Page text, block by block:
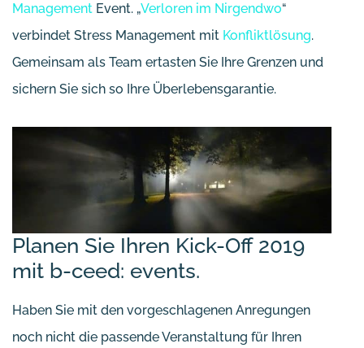
Management Event. „Verloren im Nirgendwo“
verbindet Stress Management mit Konfliktlösung.
Gemeinsam als Team ertasten Sie Ihre Grenzen und
sichern Sie sich so Ihre Überlebensgarantie.
Planen Sie Ihren Kick-Off 2019
mit b-ceed: events.
Haben Sie mit den vorgeschlagenen Anregungen
noch nicht die passende Veranstaltung für Ihren